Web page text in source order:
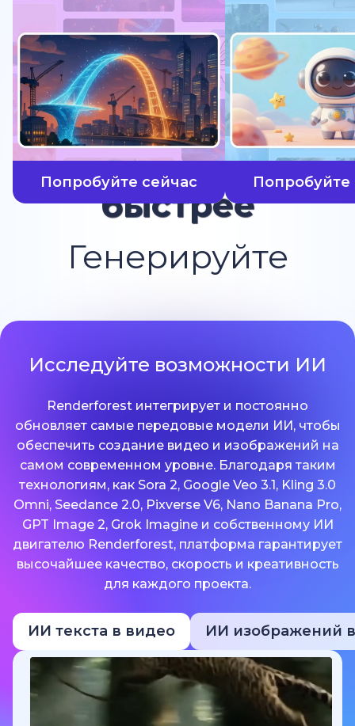
Попробуйте сейчас Попробуйте
Генерируйте
быстрее
Исследуйте возможности ИИ
Renderforest интегрирует и постоянно
обновляет самые передовые модели ИИ, чтобы
обеспечить создание видео и изображений на
самом современном уровне. Благодаря таким
технологиям, как Sora 2, Google Veo 3.1, Kling 3.0
Omni, Seedance 2.0, Pixverse V6, Nano Banana Pro,
GPT Image 2, Grok Imagine и собственному ИИ
двигателю Renderforest, платформа гарантирует
высочайшее качество, скорость и креативность
для каждого проекта.
ИИ текста в видео ИИ изображений